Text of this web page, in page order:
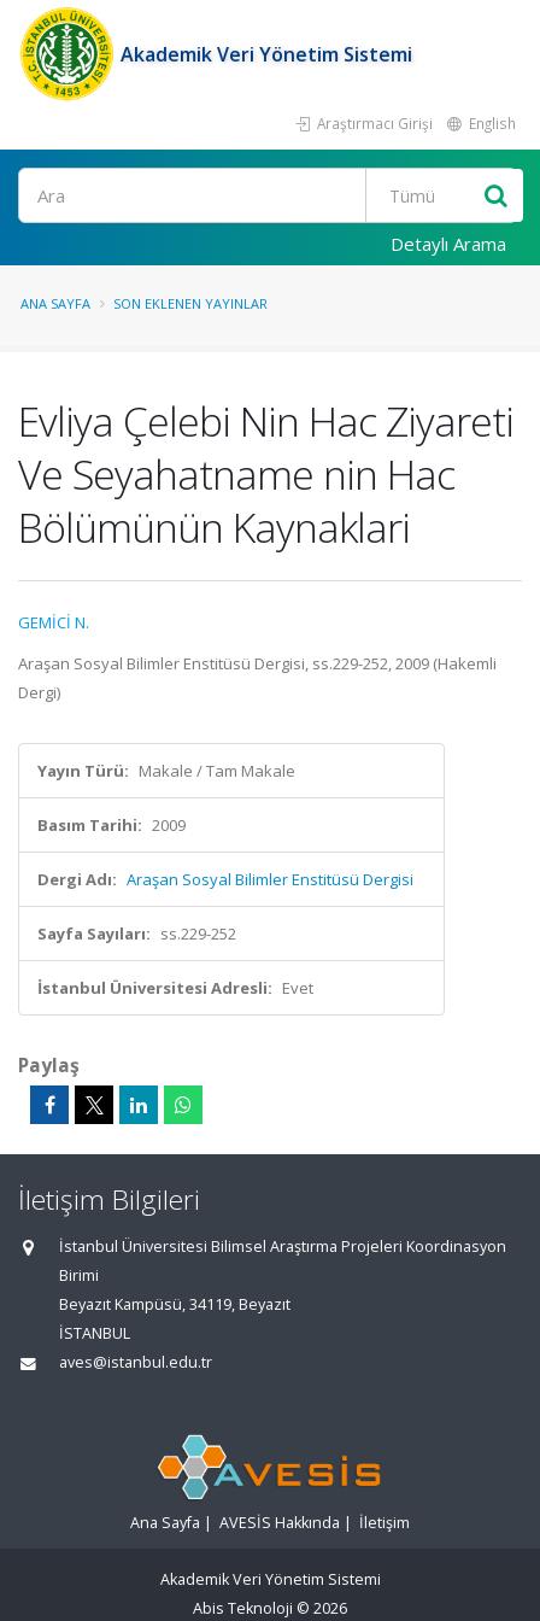
Akademik Veri Yönetim Sistemi
Araştırmacı Girişi English
Ara
Detaylı Arama
ANA SAYFA SON EKLENEN YAYINLAR
Evliya Çelebi Nin Hac Ziyareti
Ve Seyahatname nin Hac
Bölümünün Kaynaklari
GEMİCİ N.
Araşan Sosyal Bilimler Enstitüsü Dergisi, ss.229-252, 2009 (Hakemli
Dergi)
Yayın Türü: Makale / Tam Makale
Basım Tarihi: 2009
Dergi Adı: Araşan Sosyal Bilimler Enstitüsü Dergisi
Sayfa Sayıları: ss.229-252
İstanbul Üniversitesi Adresli: Evet
Paylaş
İletişim Bilgileri
İstanbul Üniversitesi Bilimsel Araştırma Projeleri Koordinasyon
Birimi
Beyazıt Kampüsü, 34119, Beyazıt
İSTANBUL
aves@istanbul.edu.tr
Ana Sayfa | AVESİS Hakkında | İletişim
Akademik Veri Yönetim Sistemi
Abis Teknoloji © 2026